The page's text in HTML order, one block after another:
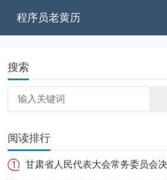
程序员老黄历
搜索
阅读排行